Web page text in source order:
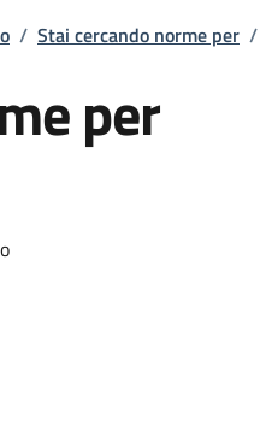
/ Stai cercando norme per /
per